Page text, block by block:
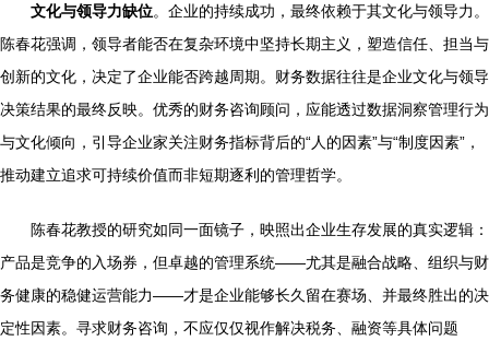
文化与领导力缺位。企业的持续成功，最终依赖于其文化与领导力。
陈春花强调，领导者能否在复杂环境中坚持长期主义，塑造信任、担当与
创新的文化，决定了企业能否跨越周期。财务数据往往是企业文化与领导
决策结果的最终反映。优秀的财务咨询顾问，应能透过数据洞察管理行为
与文化倾向，引导企业家关注财务指标背后的“人的因素”与“制度因素”，
推动建立追求可持续价值而非短期逐利的管理哲学。
陈春花教授的研究如同一面镜子，映照出企业生存发展的真实逻辑：
产品是竞争的入场券，但卓越的管理系统——尤其是融合战略、组织与财
务健康的稳健运营能力——才是企业能够长久留在赛场、并最终胜出的决
定性因素。寻求财务咨询，不应仅仅视作解决税务、融资等具体问题